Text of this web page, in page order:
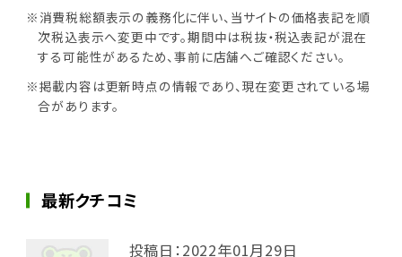
※消費税総額表示の義務化に伴い、当サイトの価格表記を順
次税込表示へ変更中です。期間中は税抜・税込表記が混在
する可能性があるため、事前に店舗へご確認ください。
※掲載内容は更新時点の情報であり、現在変更されている場
合があります。
最新クチコミ
投稿日：2022年01月29日